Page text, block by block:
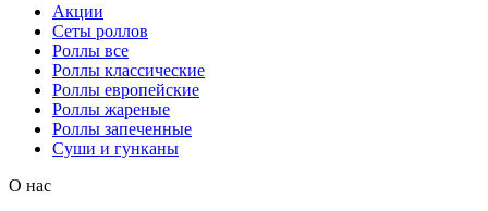
Акции
Сеты роллов
Роллы все
Роллы классические
Роллы европейские
Роллы жареные
Роллы запеченные
Суши и гунканы
О нас